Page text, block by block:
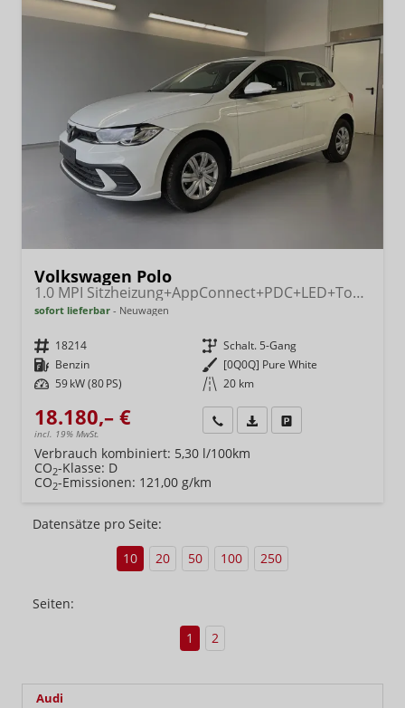
Volkswagen Polo
1.0 MPI Sitzheizung+AppConnect+PDC+LED+Touch+Lichtsensor+MultiLenkrad
sofort lieferbar Neuwagen
Fahrzeugnr. 18214 Getriebe Schalt. 5-Gang
Kraftstoff Benzin Außenfarbe [0Q0Q] Pure White
Leistung 59 kW (80 PS) Kilometerstand 20 km
18.180,– €
incl. 19% MwSt.
Wir rufen Sie anFahrzeugexposé (PDF)
Verbrauch kombiniert: 5,30 l/100km
CO2-Klasse: D
CO2-Emissionen: 121,00 g/km
Datensätze pro Seite:
10
20 50 100 250
Seiten:
1
2
Audi